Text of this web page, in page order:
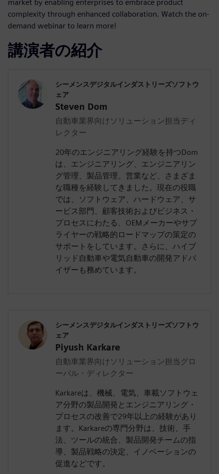
market by enabling enterprises to embrace product
complexity through enhanced collaboration. Watch the on-
demand webinar to learn more!
講演者の紹介
シーメンスデジタルインダストリーズソフトウ
ェア
Steven Dom
自動車業界向けソリューション担当ディ
レクター
20年のエンジニアリング経験を持つDom
は、エンジニアリング、エンジニアリン
グ管理、製品管理、営業など、さまざま
な職種を経験してきました。現在の役職
では、ソフトウェア、ハードウェア、サ
ービス部門、顧客技術およびビジネス・
プロセスにわたる、OEMメーカーやサプ
ライヤーの戦略的ロードマップの策定の
サポートをしています。さらに、ハイブ
リッド自動車や電気自動車の開発アドバ
イザーも務めています。
シーメンスデジタルインダストリーズソフトウ
ェア
Piyush Karkare
自動車業界向けソリューション担当グロ
ーバル・ディレクター
Karkareは、機械、電気、車載ソフトウェ
ア分野の製品開発とエンジニアリング・
プロセスの改善で29年以上の経験があり
ます。Karkareの専門分野は、技術、手
法、ツールの統合、製品開発チームの指
導、製品戦略の決定、イノベーションの
促進などです。